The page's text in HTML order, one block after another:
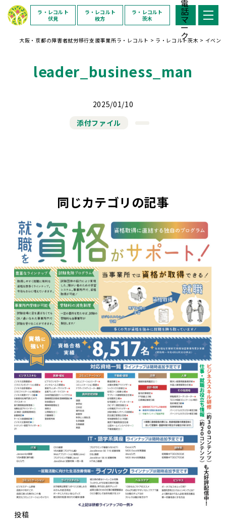
ラ・レコルト
伏見
ラ・レコルト
枚方
ラ・レコルト
茨木
大阪・京都の障害者就労移行支援事業所ラ・レコルト > ラ・レコルト茨木 > イベン
leader_business_man
2025/01/10
添付ファイル
同じカテゴリの記事
投稿